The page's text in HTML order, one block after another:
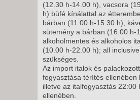
(12.30 h-14.00 h), vacsora
h) büfé kínálattal az
bárban (11.00 h-15.30 h);
sütemény a bárban (16.00 h-
alkoholmentes és alkoholos
(10.00 h-22.00 h); all
szükséges.
Az import italok és
fogyasztása térítés ellenében
illetve az italfogyasztás 22:00
ellenében.